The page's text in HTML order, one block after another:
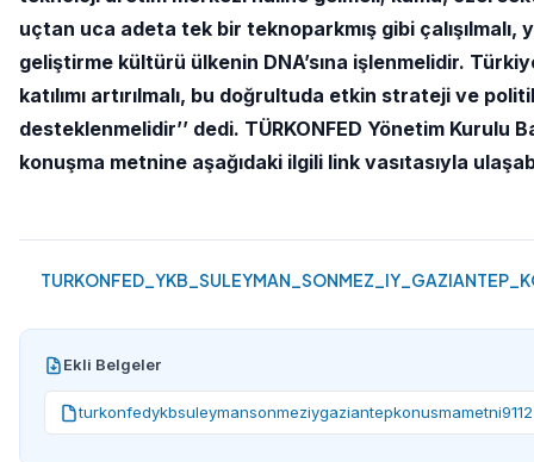
uçtan uca adeta tek bir teknoparkmış gibi çalışılmalı,
geliştirme kültürü ülkenin DNA’sına işlenmelidir.
katılımı artırılmalı, bu doğrultuda etkin strateji ve
desteklenmelidir’’ dedi. TÜRKONFED Yönetim Kurulu
konuşma metnine aşağıdaki ilgili link vasıtasıyla
Ekli Belgeler